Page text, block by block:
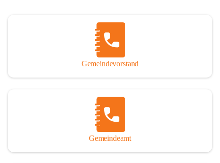
Gemeindevorstand
Gemeindeamt